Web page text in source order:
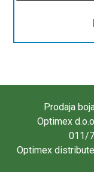
Prodaja
Optimex
011/
Optimex